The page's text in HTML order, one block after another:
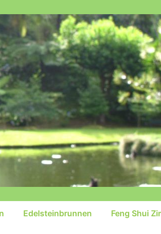
Edelsteinbrunnen Feng Shui